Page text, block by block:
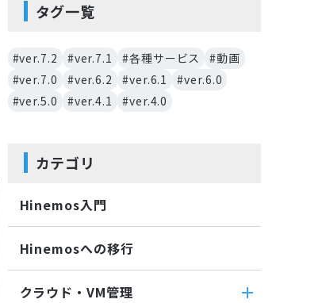
タグ一覧
#ver.7.2 #ver.7.1 #各種サービス
#動画
#ver.7.0
#ver.6.2 #ver.6.1
#ver.6.0
#ver.5.0
#ver.4.1 #ver.4.0
カテゴリ
Hinemos入門
Hinemosへの移行
クラウド・VM管理